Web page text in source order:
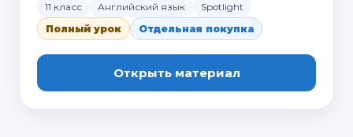
11 класс Английский язык
Spotlight
Полный урок
Отдельная покупка
Открыть материал